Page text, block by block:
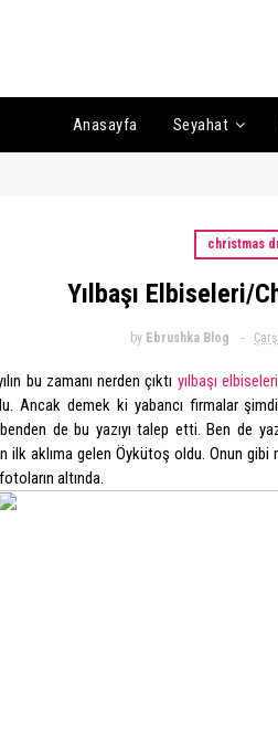
Anasayfa Seyahat
christmas
Yılbaşı Elbiseleri/
by Ebrushka Blog
bu zamanı nerden çıktı yılbaşı elbiseleri
Ancak demek ki yabancı firmalar
de bu yazıyı talep etti. Ben de
ilk aklıma gelen Öykütoş oldu. Onun gibi
altında.